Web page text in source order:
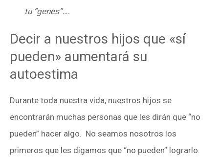
tu “genes”….
Decir a nuestros hijos que «sí
pueden» aumentará su
autoestima
Durante toda nuestra vida, nuestros hijos se
encontrarán muchas personas que les dirán que “no
pueden” hacer algo. No seamos nosotros los
primeros que les digamos que “no pueden” lograrlo.